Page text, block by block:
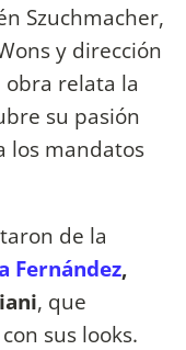
Szuchmacher,
y dirección
obra relata la
su pasión
los mandatos
de la
Fernández,
, que
sus looks.